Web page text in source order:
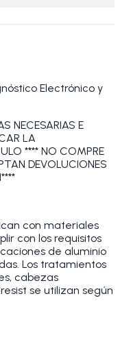
Electrónico y
NECESARIAS E
LA
**** NO COMPRE
DEVOLUCIONES
con materiales
con los requisitos
de aluminio
Los tratamientos
cabezas
se utilizan según